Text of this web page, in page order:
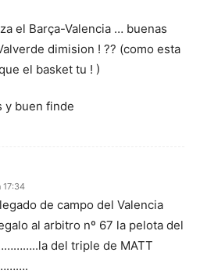
el Barça-Valencia … buenas
dimision ! ?? (como esta
el basket tu ! )
y buen finde
17:34
de campo del Valencia
al arbitro nº 67 la pelota del
del triple de MATT